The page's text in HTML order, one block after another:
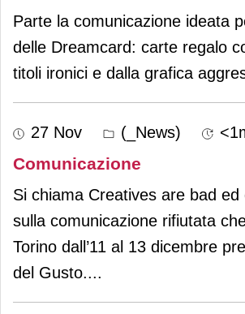
Parte la comunicazione ideata
delle Dreamcard: carte regalo
titoli ironici e dalla grafica
27 Nov (_News)
Comunicazione
Si chiama Creatives are bad
sulla comunicazione rifiutata
Torino dall’11 al 13 dicembre
del Gusto....